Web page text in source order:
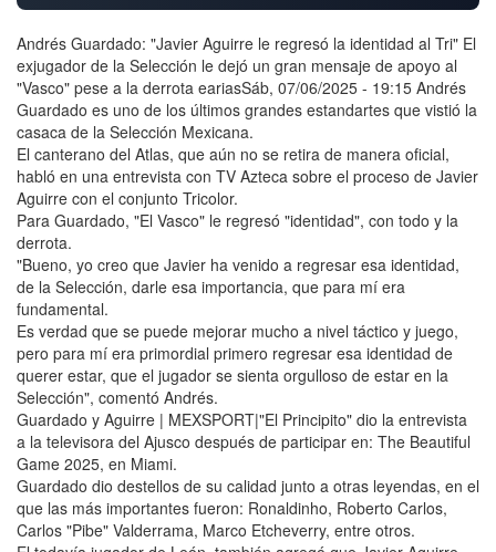
Andrés Guardado: "Javier Aguirre le regresó la identidad al Tri" El
exjugador de la Selección le dejó un gran mensaje de apoyo al
"Vasco" pese a la derrota eariasSáb, 07/06/2025 - 19:15 Andrés
Guardado es uno de los últimos grandes estandartes que vistió la
casaca de la Selección Mexicana.
El canterano del Atlas, que aún no se retira de manera oficial,
habló en una entrevista con TV Azteca sobre el proceso de Javier
Aguirre con el conjunto Tricolor.
Para Guardado, "El Vasco" le regresó "identidad", con todo y la
derrota.
"Bueno, yo creo que Javier ha venido a regresar esa identidad,
de la Selección, darle esa importancia, que para mí era
fundamental.
Es verdad que se puede mejorar mucho a nivel táctico y juego,
pero para mí era primordial primero regresar esa identidad de
querer estar, que el jugador se sienta orgulloso de estar en la
Selección", comentó Andrés.
Guardado y Aguirre | MEXSPORT|"El Principito" dio la entrevista
a la televisora del Ajusco después de participar en: The Beautiful
Game 2025, en Miami.
Guardado dio destellos de su calidad junto a otras leyendas, en el
que las más importantes fueron: Ronaldinho, Roberto Carlos,
Carlos "Pibe" Valderrama, Marco Etcheverry, entre otros.